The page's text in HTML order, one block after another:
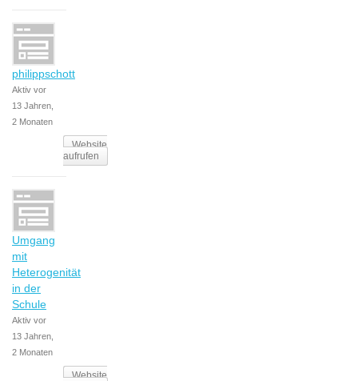
philippschott
Aktiv vor
13 Jahren,
2 Monaten
Website
aufrufen
Umgang
mit
Heterogenität
in der
Schule
Aktiv vor
13 Jahren,
2 Monaten
Website